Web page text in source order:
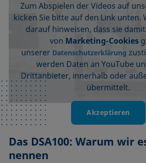
Zum Abspielen der Videos auf
kicken Sie bitte auf den Link unten.
darauf hinweisen, dass sie
von Marketing-Cookies
unserer Datenschutzerklärung
werden Daten an YouTube
Drittanbieter, innerhalb oder
übermittelt.
Akzeptieren
Das DSA100: Warum wir
nennen